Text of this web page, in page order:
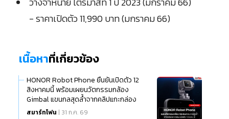
- ราคาเปิดตัว 11,990 บาท (มกราคม 66)
เนื้อหาที่เกี่ยวข้อง
HONOR Robot Phone ยืนยันเปิดตัว 12
สิงหาคมนี้ พร้อมเผยนวัตกรรมกล้อง
Gimbal แขนกลสุดล้ำจากคลิปแกะกล่อง
สมาร์ทโฟน | 31 ก.ค. 69